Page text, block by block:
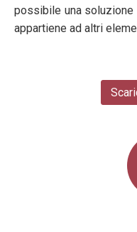
possibile una soluzione
appartiene ad altri